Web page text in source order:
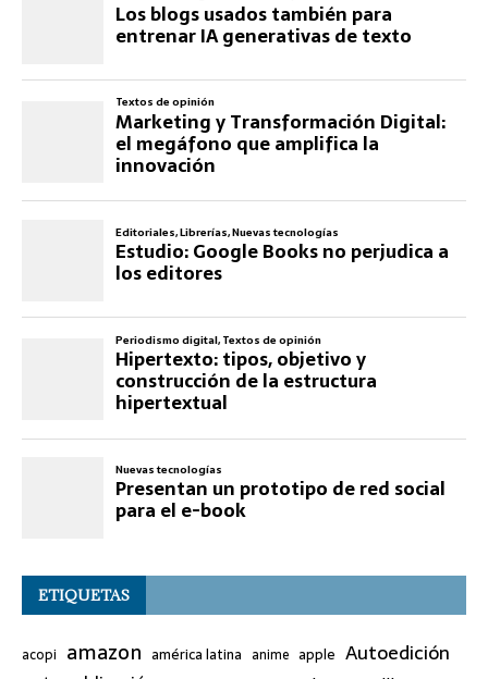
ETIQUETAS
acopi amazon américa latina anime apple Autoedición